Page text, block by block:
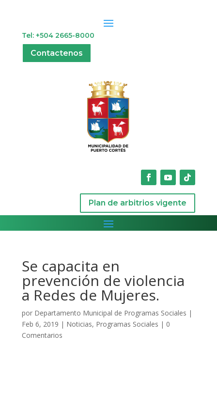
Tel: +504 2665-8000
Contactenos
Plan de arbitrios vigente
Se capacita en
prevención de violencia
a Redes de Mujeres.
por Departamento Municipal de Programas Sociales |
Feb 6, 2019 | Noticias, Programas Sociales | 0
Comentarios